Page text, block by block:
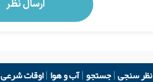
نظر سنجی جستجو آب و هوا اوقات شرعی